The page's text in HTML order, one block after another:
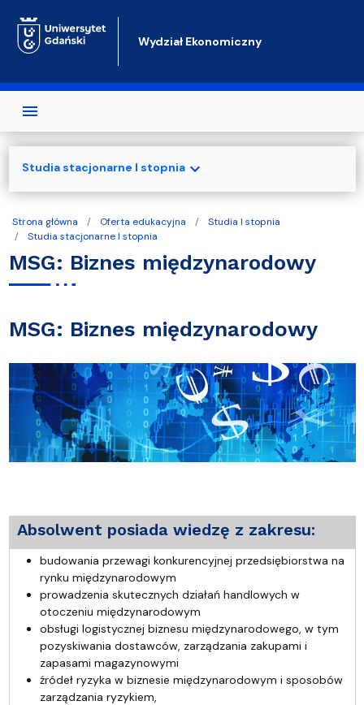
Wydział Ekonomiczny
Strona główna Oferta edukacyjna
Studia I stopnia
Studia stacjonarne I stopnia
MSG: Biznes międzynarodowy
MSG: Biznes międzynarodowy
Absolwent posiada wiedzę z zakresu:
budowania przewagi konkurencyjnej przedsiębiorstwa na
rynku międzynarodowym
prowadzenia skutecznych działań handlowych w
otoczeniu międzynarodowym
obsługi logistycznej biznesu międzynarodowego, w tym
pozyskiwania dostawców, zarządzania zakupami i
zapasami magazynowymi
źródeł ryzyka w biznesie międzynarodowym i sposobów
zarządzania ryzykiem,
Studia stacjonarne I stopniaexpand_more